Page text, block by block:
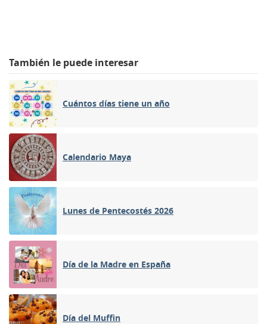
También le puede interesar
Cuántos días tiene un año
Calendario Maya
Lunes de Pentecostés 2026
Día de la Madre en España
Día del Muffin